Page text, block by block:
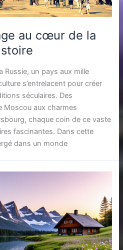
au cœur de la
Russie, un pays aux mille
s’entrelacent pour créer
séculaires. Des
Moscou aux charmes
chaque coin de ce vaste
fascinantes. Dans cette
dans un monde